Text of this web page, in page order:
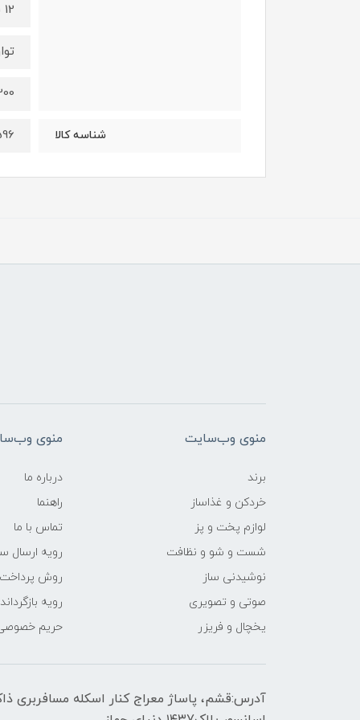
12 سرعته
1200
شناسه کالا
منوی وب‌سایت
برند
خردکن و غذاساز
لوازم پخت و پز
شست و شو و نظافت
نوشیدنی ساز
صوتی و تصویری
یخچال و فریزر
منوی
درباره ما
راهنما
تماس با ما
رویه ارسال
روش پرداخت
رویه‌
حریم